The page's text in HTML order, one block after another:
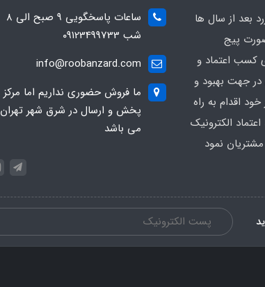
بعد از سال ها
پیج
کسب اعتماد و
جهت بهبود و
اقدام به راه
الکترونیک
نمود
ساعات پاسخگویی ۹ صبح الی ۸
شب ۰۹۱23499733
info@roobanzard.com
ما فروش حضوری نداریم اما مرکز
پخش و ارسال در شرق شهر تهران
می باشد